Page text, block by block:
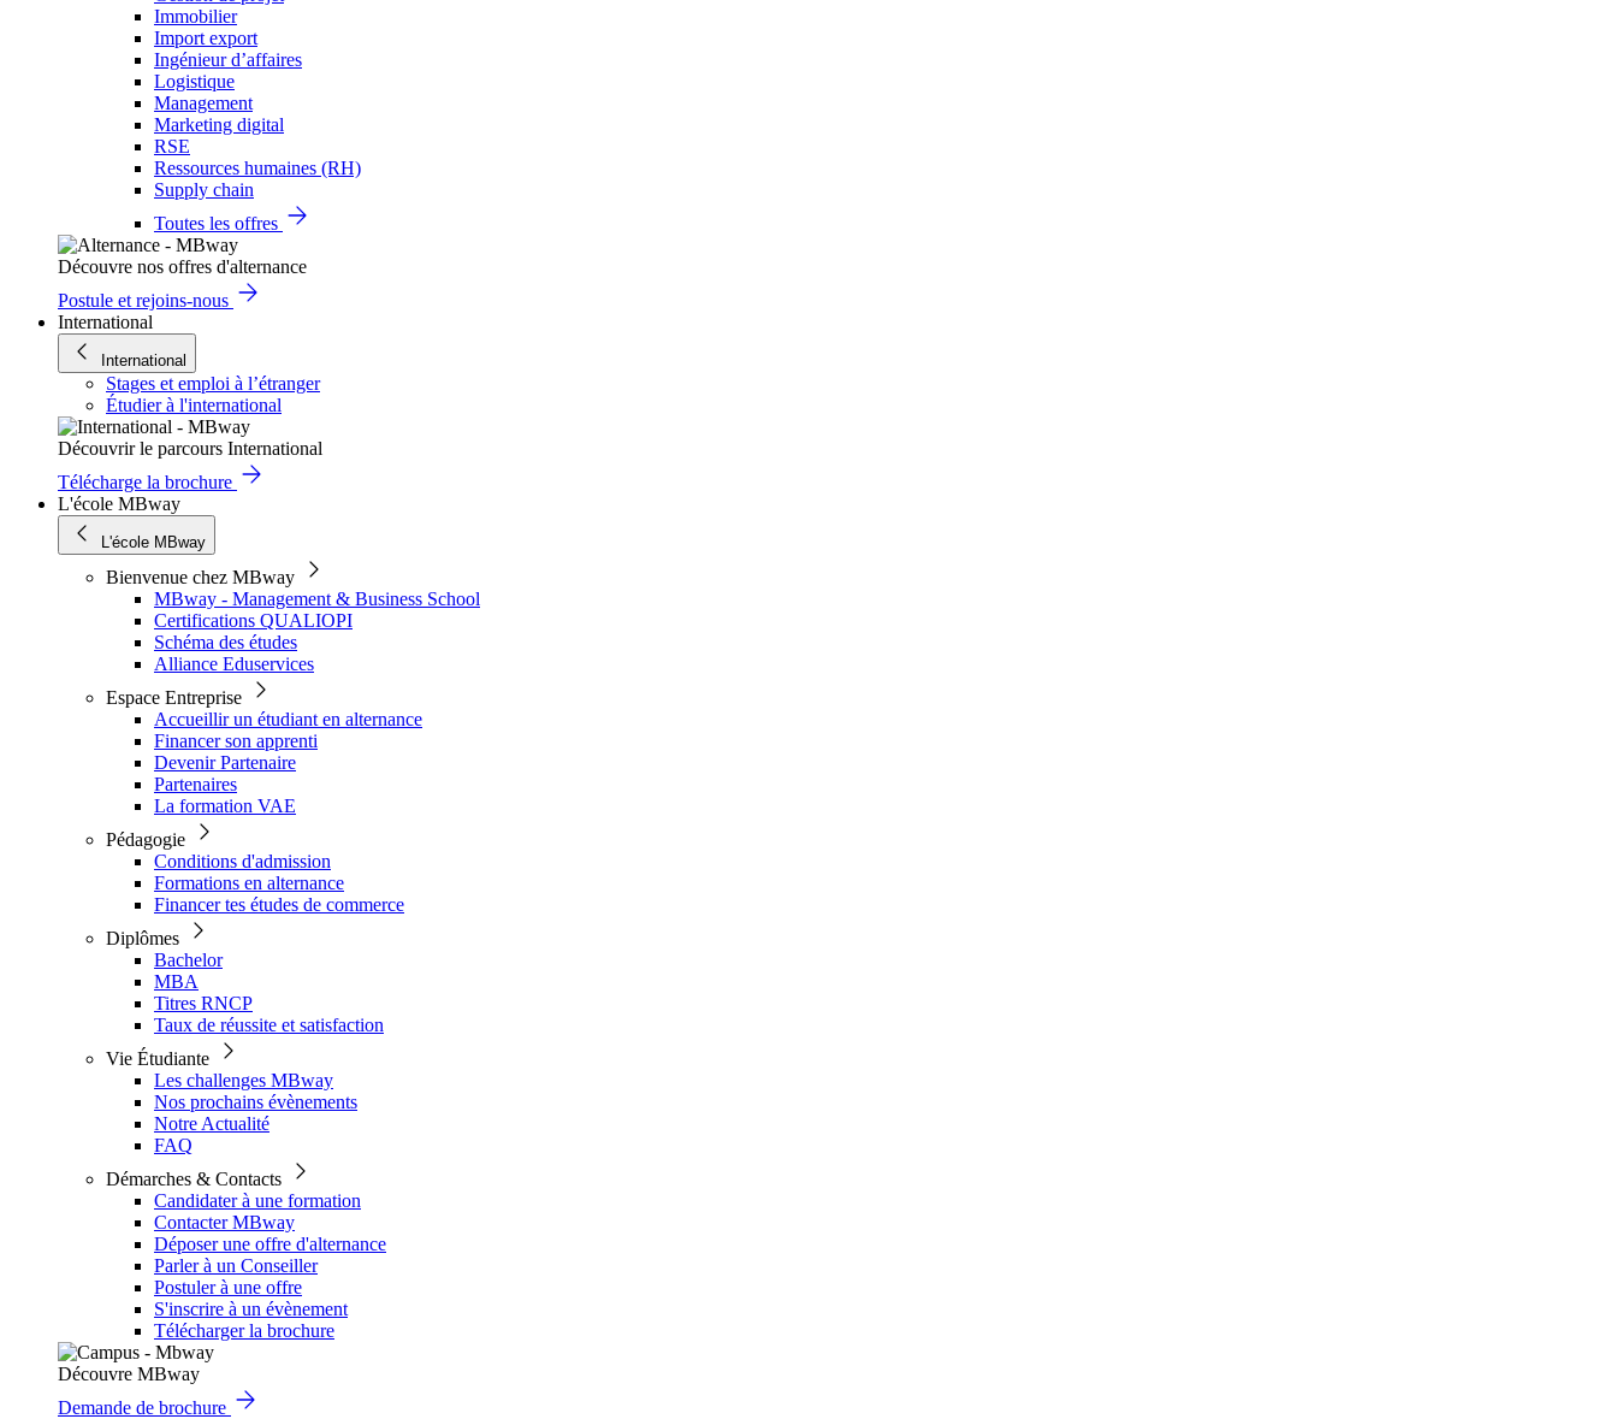
Immobilier
Import export
Ingénieur d’affaires
Logistique
Management
Marketing digital
RSE
Ressources humaines (RH)
Supply chain
Toutes les offres
Découvre nos offres d'alternance
Postule et rejoins-nous
International
International
Stages et emploi à l’étranger
Étudier à l'international
Découvrir le parcours International
Télécharge la brochure
L'école MBway
L'école MBway
Bienvenue chez MBway
MBway - Management & Business School
Certifications QUALIOPI
Schéma des études
Alliance Eduservices
Espace Entreprise
Accueillir un étudiant en alternance
Financer son apprenti
Devenir Partenaire
Partenaires
La formation VAE
Pédagogie
Conditions d'admission
Formations en alternance
Financer tes études de commerce
Diplômes
Bachelor
MBA
Titres RNCP
Taux de réussite et satisfaction
Vie Étudiante
Les challenges MBway
Nos prochains évènements
Notre Actualité
FAQ
Démarches & Contacts
Candidater à une formation
Contacter MBway
Déposer une offre d'alternance
Parler à un Conseiller
Postuler à une offre
S'inscrire à un évènement
Télécharger la brochure
Découvre MBway
Demande de brochure